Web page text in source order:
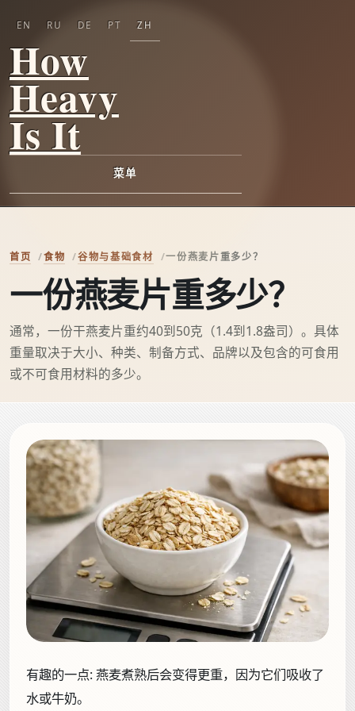
How
Heavy
Is It
菜单
EN RU DE PT ZH
首页 食物 谷物与基础食材 一份燕麦片重多少？
一份燕麦片重多少？
通常，一份干燕麦片重约40到50克（1.4到1.8盎司）。具体
重量取决于大小、种类、制备方式、品牌以及包含的可食用
或不可食用材料的多少。
有趣的一点:燕麦煮熟后会变得更重，因为它们吸收了
水或牛奶。